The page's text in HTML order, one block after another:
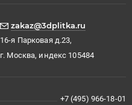
zakaz@3dplitka.ru
16-я Парковая д.23,
г. Москва, индекс 105484
+7 (495) 966-18-01